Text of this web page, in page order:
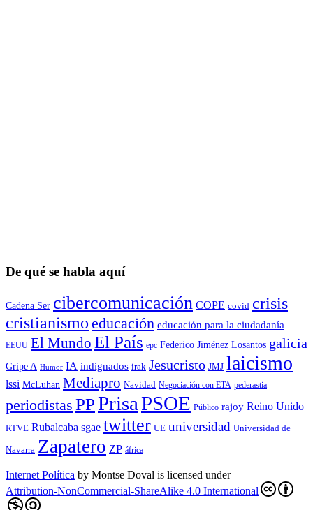
De qué se habla aquí
Cadena Ser cibercomunicación COPE covid crisis
cristianismo educación educación para la ciudadaní­a
EEUU El Mundo El País epc Federico Jiménez Losantos galicia
Gripe A Humor IA indignados irak Jesucristo JMJ laicismo
lssi McLuhan Mediapro Navidad Negociación con ETA pederastia
periodistas PPPrisaPSOE Público rajoy Reino Unido
RTVE Rubalcaba sgae twitter UE universidad Universidad de
Navarra Zapatero ZP áfrica
Internet Política by Montse Doval is licensed under
Attribution-NonCommercial-ShareAlike 4.0 International